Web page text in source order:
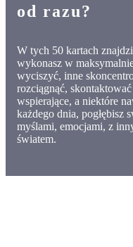
od razu?
W tych 50 kartach
wykonasz w
wyciszyć, inne
rozciągnąć,
wspierające, a niektóre
każdego dnia, pogłębisz
myślami, emocjami, z
światem.